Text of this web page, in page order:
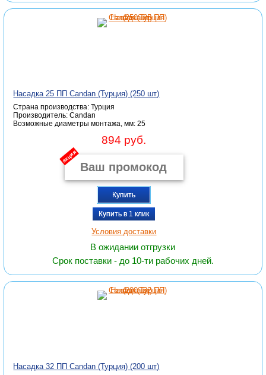
Насадка 25 ПП Candan (Турция) (250 шт)
Страна производства: Турция
Производитель: Candan
Возможные диаметры монтажа, мм: 25
894 руб.
акция
Купить
Купить в 1 клик
Условия доставки
В ожидании отгрузки
Срок поставки - до 10-ти рабочих дней.
Насадка 32 ПП Candan (Турция) (200 шт)